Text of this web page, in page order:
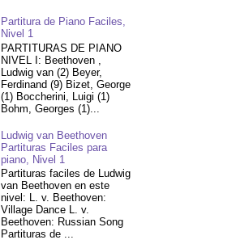
Partitura de Piano Faciles,
Nivel 1
PARTITURAS DE PIANO
NIVEL I: Beethoven ,
Ludwig van (2) Beyer,
Ferdinand (9) Bizet, George
(1) Boccherini, Luigi (1)
Bohm, Georges (1)...
Ludwig van Beethoven
Partituras Faciles para
piano, Nivel 1
Partituras faciles de Ludwig
van Beethoven en este
nivel: L. v. Beethoven:
Village Dance L. v.
Beethoven: Russian Song
Partituras de ...